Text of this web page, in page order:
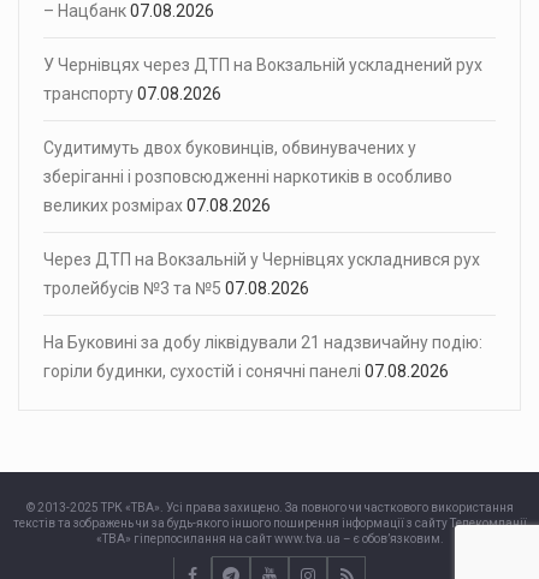
– Нацбанк07.08.2026
У Чернівцях через ДТП на Вокзальній ускладнений рух
транспорту07.08.2026
Судитимуть двох буковинців, обвинувачених у
зберіганні і розповсюдженні наркотиків в особливо
великих розмірах07.08.2026
Через ДТП на Вокзальній у Чернівцях ускладнився рух
тролейбусів №3 та №5 07.08.2026
На Буковині за добу ліквідували 21 надзвичайну подію:
горіли будинки, сухостій і сонячні панелі 07.08.2026
© 2013-2025 ТРК «ТВА». Усі права захищено. За повного чи часткового використання
текстів та зображень чи за будь-якого іншого поширення інформації з сайту Телекомпанії
«ТВА» гіперпосилання на сайт www.tva.ua – є обов’язковим.